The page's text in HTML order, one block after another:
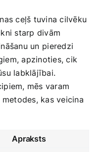
ceļš ‍tuvina cilvēku⁣
starp divām
un⁣ pieredzi
apzinoties, cik
labklājībai.
mēs​ varam
kas veicina
Apraksts